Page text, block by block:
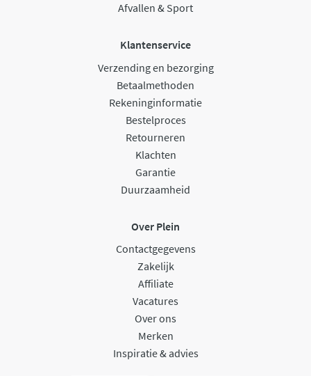
Afvallen & Sport
Klantenservice
Verzending en bezorging
Betaalmethoden
Rekeninginformatie
Bestelproces
Retourneren
Klachten
Garantie
Duurzaamheid
Over Plein
Contactgegevens
Zakelijk
Affiliate
Vacatures
Over ons
Merken
Inspiratie & advies